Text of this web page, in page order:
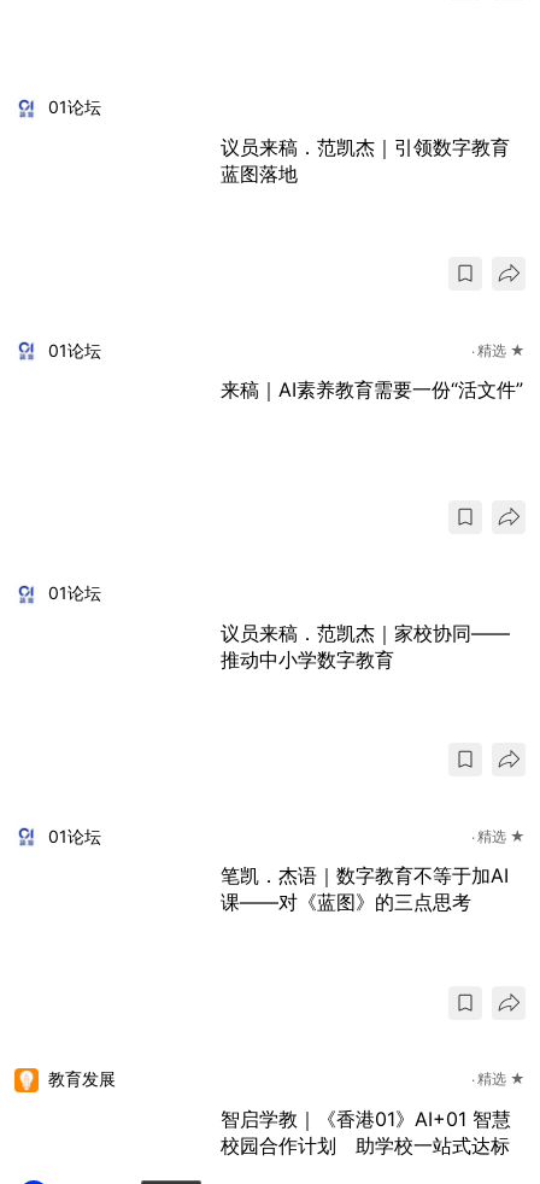
01论坛
议员来稿．范凯杰｜引领数字教育
蓝图落地
01论坛 精选 ★
来稿｜AI素养教育需要一份“活文件”
01论坛
议员来稿．范凯杰｜家校协同——
推动中小学数字教育
01论坛 精选 ★
笔凯．杰语｜数字教育不等于加AI
课——对《蓝图》的三点思考
教育发展 精选 ★
智启学教｜《香港01》AI+01 智慧
校园合作计划 助学校一站式达标